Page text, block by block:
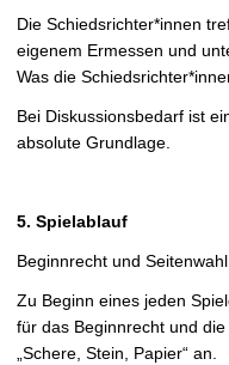
Die Schiedsrichter*innen
eigenem Ermessen und
Was die
Bei Diskussionsbedarf ist
absolute Grundlage.
5. Spielablauf
Beginnrecht und
Zu Beginn eines jeden
für das Beginnrecht und
„Schere, Stein, Papier“ an.